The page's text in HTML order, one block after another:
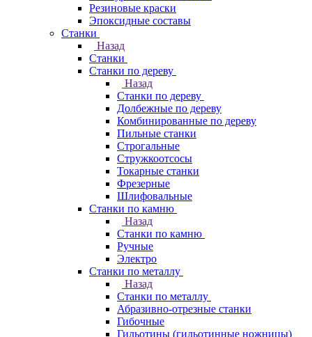
Резиновые краски
Эпоксидные составы
Станки
Назад
Станки
Станки по дереву
Назад
Станки по дереву
Долбежные по дереву
Комбинированные по дереву
Пильные станки
Строгальные
Стружкоотсосы
Токарные станки
Фрезерные
Шлифовальные
Станки по камню
Назад
Станки по камню
Ручные
Электро
Станки по металлу
Назад
Станки по металлу
Абразивно-отрезные станки
Гибочные
Гильотины (гильотинные ножницы)